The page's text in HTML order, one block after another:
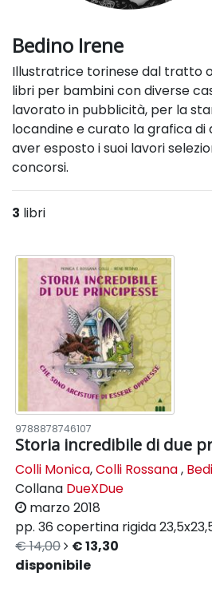
Bedino Irene
Illustratrice torinese dal tratto
libri per bambini con diverse
lavorato in pubblicità, per la
locandine e curato la grafica di
aver esposto i suoi lavori
concorsi.
3 libri
9788878746107
Storia incredibile di due
Colli Monica,Colli Rossana,
Collana DueXDue
marzo 2018
pp. 36 copertina rigida
€ 14,00
€ 13,30
disponibile